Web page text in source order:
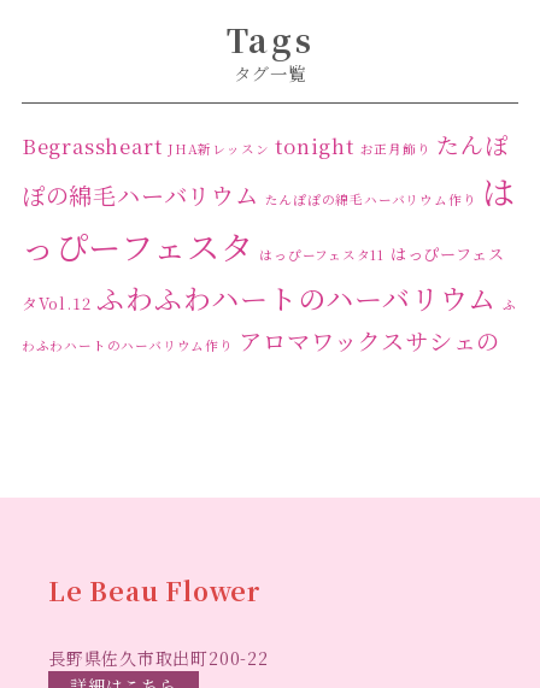
Tags
タグ一覧
Begrassheart JHA新レッスン tonight お正月飾り たんぽ
ぽの綿毛ハーバリウム たんぽぽの綿毛ハーバリウム作り
は
っぴーフェスタ
はっぴーフェスタ11 はっぴーフェス
タVol.12 ふわふわハートのハーバリウム ふ
わふわハートのハーバリウム作り
アロマワックスサシェの
リウムレッスン
スハート ベッドサイドライト
Le Beau Flower
長野県佐久市取出町200-22